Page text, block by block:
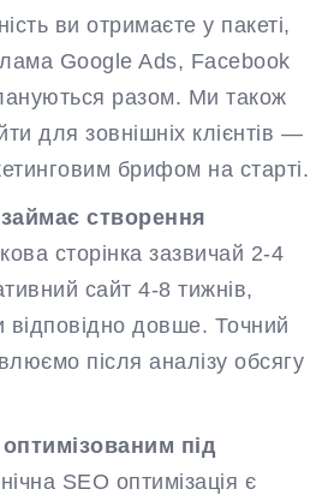
ви отримаєте у пакеті,
Google Ads, Facebook
разом. Ми також
для зовнішніх клієнтів —
брифом на старті.
створення
сторінка зазвичай 2-4
сайт 4-8 тижнів,
відповідно довше. Точний
після аналізу обсягу
під
SEO оптимізація є